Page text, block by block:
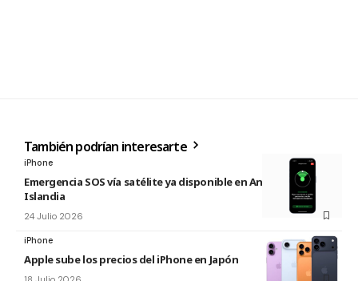
También podrían interesarte
iPhone
Emergencia SOS vía satélite ya disponible en Andorra e
Islandia
24 Julio 2026
iPhone
Apple sube los precios del iPhone en Japón